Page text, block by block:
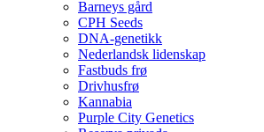
Barneys gård
CPH Seeds
DNA-genetikk
Nederlandsk lidenskap
Fastbuds frø
Drivhusfrø
Kannabia
Purple City Genetics